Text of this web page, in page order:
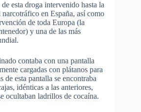
esta droga intervenido hasta la
en España, así como
de toda Europa (la
y una de las más
contaba con una pantalla
cargadas con plátanos para
de esta pantalla se encontraba
idénticas a las anteriores,
ocultaban ladrillos de cocaína.